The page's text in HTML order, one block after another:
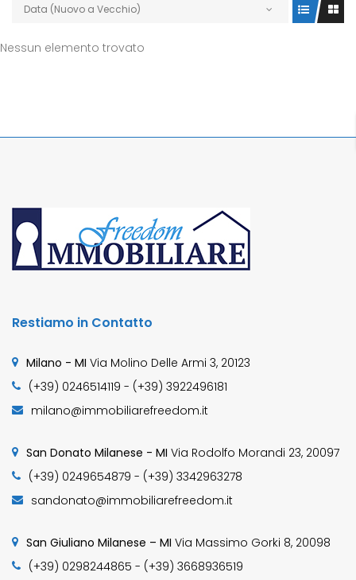
Data (Nuovo a Vecchio)
Nessun elemento trovato
Restiamo in Contatto
Milano - MI Via Molino Delle Armi 3, 20123
(+39) 0246514119 - (+39) 3922496181
milano@immobiliarefreedom.it
San Donato Milanese - MI Via Rodolfo Morandi 23, 20097
(+39) 0249654879 - (+39) 3342963278
sandonato@immobiliarefreedom.it
San Giuliano Milanese – MI Via Massimo Gorki 8, 20098
(+39) 0298244865 - (+39) 3668936519